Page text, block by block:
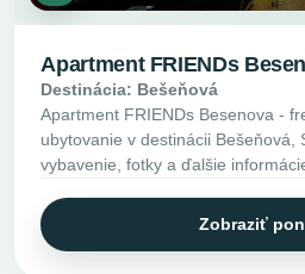
Apartment FRIENDs
Destinácia: Bešeňová
Apartment FRIENDs Besenova -
ubytovanie v destinácii Bešeňová,
vybavenie, fotky a ďalšie
Zobraziť